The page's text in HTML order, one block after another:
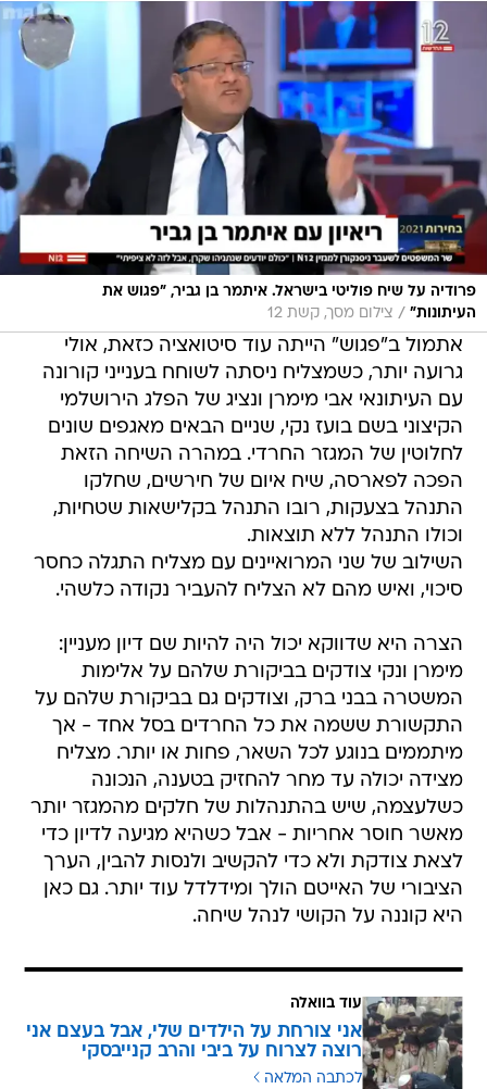
פרודיה על שיח פוליטי בישראל. איתמר בן גביר, "פגוש את
העיתונות" / צילום מסך, קשת 12
אתמול ב"פגוש" הייתה עוד סיטואציה כזאת, אולי
גרועה יותר, כשמצליח ניסתה לשוחח בענייני קורונה
עם העיתונאי אבי מימרן ונציג של הפלג הירושלמי
הקיצוני בשם בועז נקי, שניים הבאים מאגפים שונים
לחלוטין של המגזר החרדי. במהרה השיחה הזאת
הפכה לפארסה, שיח איום של חירשים, שחלקו
התנהל בצעקות, רובו התנהל בקלישאות שטחיות,
וכולו התנהל ללא תוצאות.
השילוב של שני המרואיינים עם מצליח התגלה כחסר
סיכוי, ואיש מהם לא הצליח להעביר נקודה כלשהי.
הצרה היא שדווקא יכול היה להיות שם דיון מעניין:
מימרן ונקי צודקים בביקורת שלהם על אלימות
המשטרה בבני ברק, וצודקים גם בביקורת שלהם על
התקשורת ששמה את כל החרדים בסל אחד - אך
מיתממים בנוגע לכל השאר, פחות או יותר. מצליח
מצידה יכולה עד מחר להחזיק בטענה, הנכונה
כשלעצמה, שיש בהתנהלות של חלקים מהמגזר יותר
מאשר חוסר אחריות - אבל כשהיא מגיעה לדיון כדי
לצאת צודקת ולא כדי להקשיב ולנסות להבין, הערך
הציבורי של האייטם הולך ומידלדל עוד יותר. גם כאן
היא קוננה על הקושי לנהל שיחה.
עוד בוואלה
אני צורחת על הילדים שלי, אבל בעצם אני
רוצה לצרוח על ביבי והרב קנייבסקי
לכתבה המלאה